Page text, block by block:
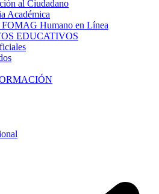
al Ciudadano
Académica
FOMAG Humano en Línea
EDUCATIVOS